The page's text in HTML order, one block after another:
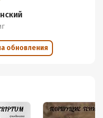
обновления